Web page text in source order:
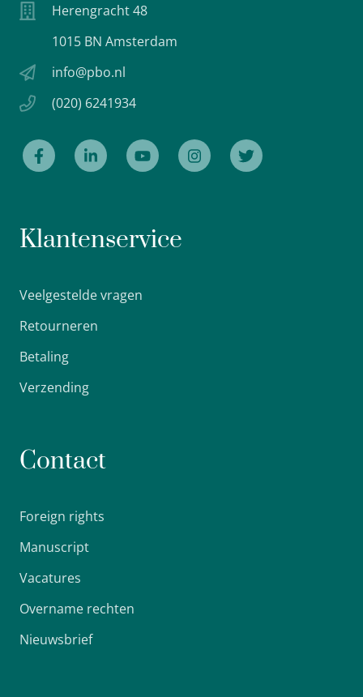
Herengracht 48
1015 BN Amsterdam
info@pbo.nl
(020) 6241934
Klantenservice
Veelgestelde vragen
Retourneren
Betaling
Verzending
Contact
Foreign rights
Manuscript
Vacatures
Overname rechten
Nieuwsbrief